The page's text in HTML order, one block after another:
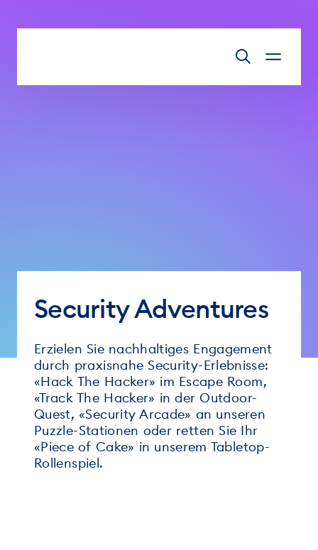
Zum Inhalt springen
Security Adventures
Erzielen Sie nachhaltiges Engagement
durch praxisnahe Security-Erlebnisse:
«Hack The Hacker» im Escape Room,
«Track The Hacker» in der Outdoor-
Quest, «Security Arcade» an unseren
Puzzle-Stationen oder retten Sie Ihr
«Piece of Cake» in unserem Tabletop-
Rollenspiel.